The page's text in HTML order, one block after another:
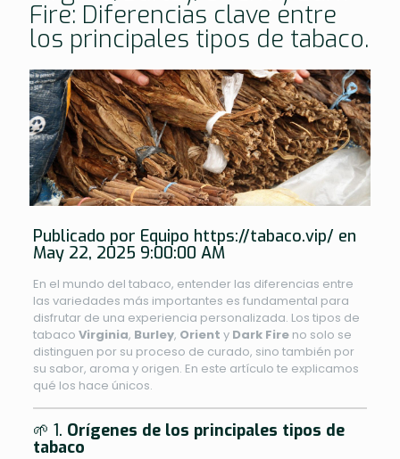
Fire: Diferencias clave entre
los principales tipos de tabaco.
Publicado por Equipo https://tabaco.vip/ en
May 22, 2025 9:00:00 AM
En el mundo del tabaco, entender las diferencias entre
las variedades más importantes es fundamental para
disfrutar de una experiencia personalizada. Los tipos de
tabaco Virginia, Burley, Orient y Dark Fireno solo se
distinguen por su proceso de curado, sino también por
su sabor, aroma y origen. En este artículo te explicamos
qué los hace únicos.
🌱 1. Orígenes de los principales tipos de
tabaco